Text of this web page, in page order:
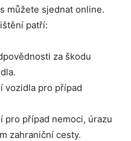
můžete sjednat online.
patří:
za škodu
vozidla pro případ
pro případ nemoci, úrazu
zahraniční cesty.